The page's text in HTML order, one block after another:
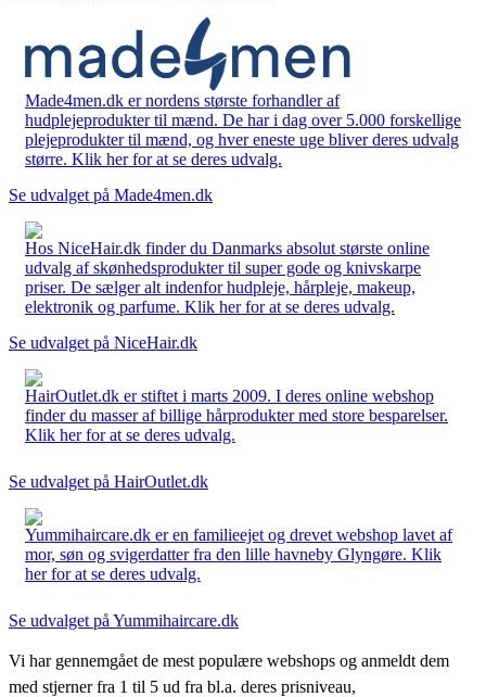
Made4men.dk er nordens største forhandler af
hudplejeprodukter til mænd. De har i dag over 5.000 forskellige
plejeprodukter til mænd, og hver eneste uge bliver deres udvalg
større. Klik her for at se deres udvalg.
Se udvalget på Made4men.dk
Hos NiceHair.dk finder du Danmarks absolut største online
udvalg af skønhedsprodukter til super gode og knivskarpe
priser. De sælger alt indenfor hudpleje, hårpleje, makeup,
elektronik og parfume. Klik her for at se deres udvalg.
Se udvalget på NiceHair.dk
HairOutlet.dk er stiftet i marts 2009. I deres online webshop
finder du masser af billige hårprodukter med store besparelser.
Klik her for at se deres udvalg.
Se udvalget på HairOutlet.dk
Yummihaircare.dk er en familieejet og drevet webshop lavet af
mor, søn og svigerdatter fra den lille havneby Glyngøre. Klik
her for at se deres udvalg.
Se udvalget på Yummihaircare.dk
Vi har gennemgået de mest populære webshops og anmeldt dem
med stjerner fra 1 til 5 ud fra bl.a. deres prisniveau,